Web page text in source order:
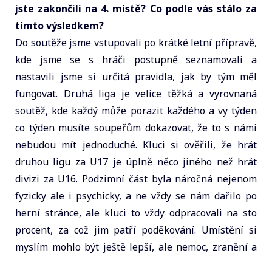
jste zakončili na 4. místě? Co podle vás stálo za
tímto výsledkem?
Do soutěže jsme vstupovali po krátké letní přípravě,
kde jsme se s hráči postupně seznamovali a
nastavili jsme si určitá pravidla, jak by tým měl
fungovat. Druhá liga je velice těžká a vyrovnaná
soutěž, kde každý může porazit každého a vy týden
co týden musíte soupeřům dokazovat, že to s námi
nebudou mít jednoduché. Kluci si ověřili, že hrát
druhou ligu za U17 je úplně něco jiného než hrát
divizi za U16. Podzimní část byla náročná nejenom
fyzicky ale i psychicky, a ne vždy se nám dařilo po
herní stránce, ale kluci to vždy odpracovali na sto
procent, za což jim patří poděkování. Umístění si
myslím mohlo být ještě lepší, ale nemoc, zranění a